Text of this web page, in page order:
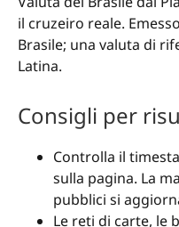
il cruzeiro reale.
Brasile; una valuta di
Latina.
Consigli per
Controlla il
sulla pagina. La
pubblici si
Le reti di carte, le